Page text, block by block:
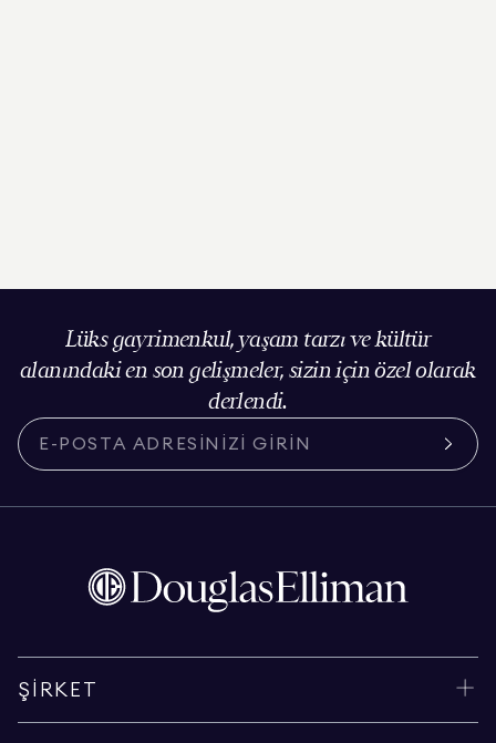
Lüks gayrimenkul, yaşam tarzı ve kültür
alanındaki en son gelişmeler, sizin için özel olarak
derlendi.
ŞIRKET